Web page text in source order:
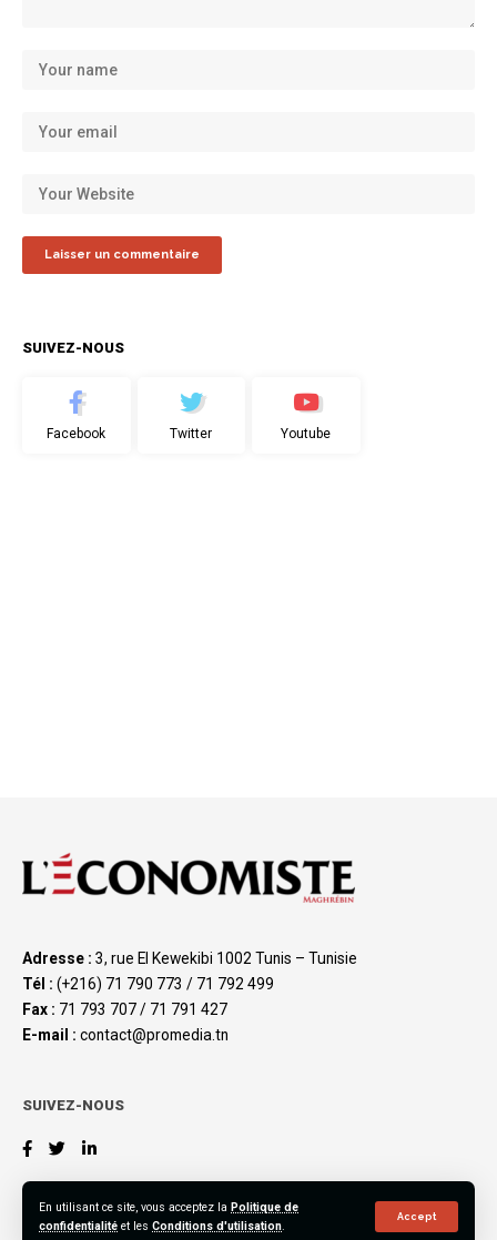
En utilisant ce site, vous acceptez la Politique de
confidentialité et les Conditions d'utilisation.
Accept
SUIVEZ-NOUS
Facebook Twitter Youtube
Adresse : 3, rue El Kewekibi 1002 Tunis – Tunisie
Tél : (+216) 71 790 773 / 71 792 499
Fax : 71 793 707 / 71 791 427
E-mail : contact@promedia.tn
SUIVEZ-NOUS
©2023 L’Économiste Maghrébin, All Rights Reserved